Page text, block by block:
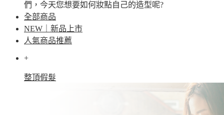
們，今天您想要如何妝點自己的造型呢?
全部商品
NEW｜新品上市
人氣商品推薦
+
整頂假髮